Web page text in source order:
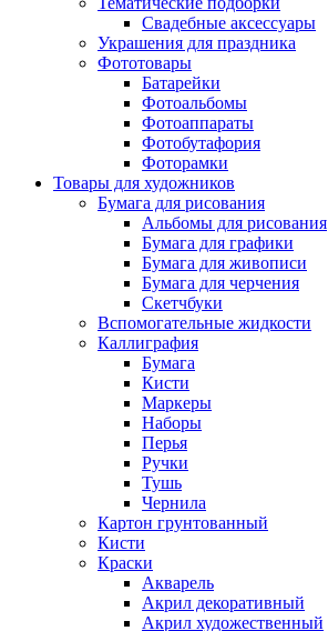
Свадебные аксессуары
Украшения для праздника
Фототовары
Батарейки
Фотоальбомы
Фотоаппараты
Фотобутафория
Фоторамки
Товары для художников
Бумага для рисования
Альбомы для рисования
Бумага для графики
Бумага для живописи
Бумага для черчения
Скетчбуки
Вспомогательные жидкости
Каллиграфия
Бумага
Кисти
Маркеры
Наборы
Перья
Ручки
Тушь
Чернила
Картон грунтованный
Кисти
Краски
Акварель
Акрил декоративный
Акрил художественный